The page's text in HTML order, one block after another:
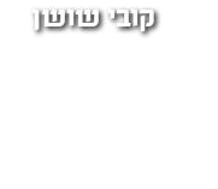
קובי שושן